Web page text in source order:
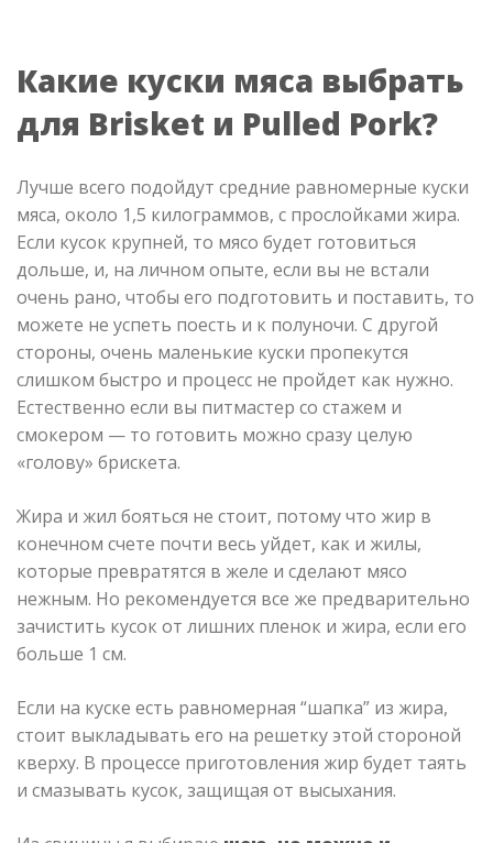
Какие куски мяса выбрать
для Brisket и Pulled Pork?
Лучше всего подойдут средние равномерные куски
мяса, около 1,5 килограммов, с прослойками жира.
Если кусок крупней, то мясо будет готовиться
дольше, и, на личном опыте, если вы не встали
очень рано, чтобы его подготовить и поставить, то
можете не успеть поесть и к полуночи. С другой
стороны, очень маленькие куски пропекутся
слишком быстро и процесс не пройдет как нужно.
Естественно если вы питмастер со стажем и
смокером — то готовить можно сразу целую
«голову» брискета.
Жира и жил бояться не стоит, потому что жир в
конечном счете почти весь уйдет, как и жилы,
которые превратятся в желе и сделают мясо
нежным. Но рекомендуется все же предварительно
зачистить кусок от лишних пленок и жира, если его
больше 1 см.
Если на куске есть равномерная “шапка” из жира,
стоит выкладывать его на решетку этой стороной
кверху. В процессе приготовления жир будет таять
и смазывать кусок, защищая от высыхания.